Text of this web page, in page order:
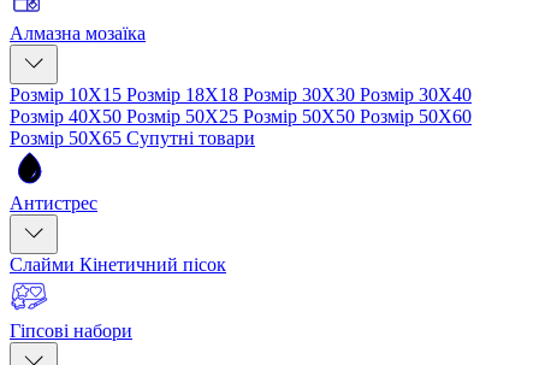
Алмазна мозаїка
Розмір 10Х15 Розмір 18Х18 Розмір 30Х30 Розмір 30Х40
Розмір 40Х50 Розмір 50Х25 Розмір 50Х50 Розмір 50Х60
Розмір 50Х65 Супутні товари
Антистрес
Слайми Кінетичний пісок
Гіпсові набори